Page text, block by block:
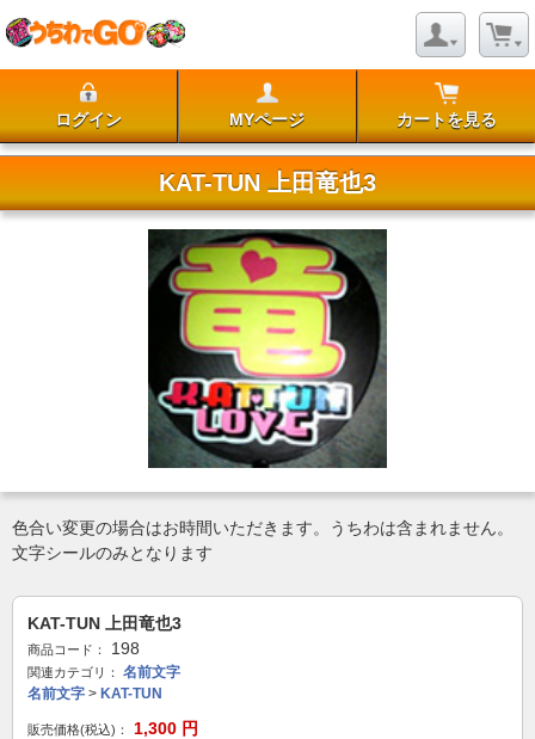
ログイン MYページ カートを見る
KAT-TUN 上田竜也3
色合い変更の場合はお時間いただきます。うちわは含まれません。
文字シールのみとなります
KAT-TUN 上田竜也3
商品コード： 198
関連カテゴリ：
名前文字
名前文字 > KAT-TUN
販売価格(税込)： 1,300 円